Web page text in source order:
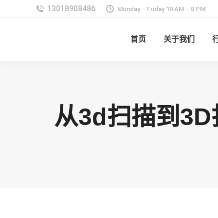
Monday – Friday 10 AM – 8 PM
首页 关于我们
从3d扫描到